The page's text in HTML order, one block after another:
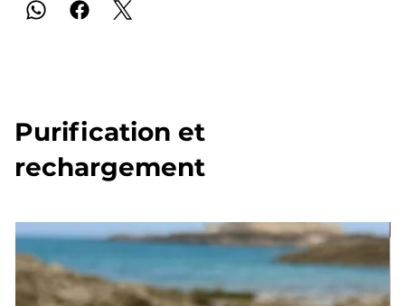
Purification et
rechargement